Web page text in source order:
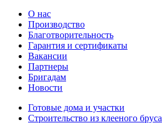
О нас
Производство
Благотворительность
Гарантия и сертификаты
Вакансии
Партнеры
Бригадам
Новости
Готовые дома и участки
Строительство из клееного бруса